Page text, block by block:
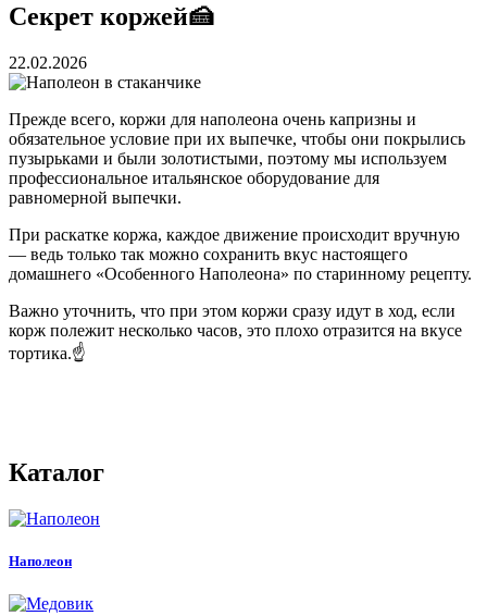
Секрет коржей🍰
22.02.2026
Прежде всего, коржи для наполеона очень капризны и
обязательное условие при их выпечке, чтобы они покрылись
пузырьками и были золотистыми, поэтому мы используем
профессиональное итальянское оборудование для
равномерной выпечки.
При раскатке коржа, каждое движение происходит вручную
— ведь только так можно сохранить вкус настоящего
домашнего «Особенного Наполеона» по старинному рецепту.
Важно уточнить, что при этом коржи сразу идут в ход, если
корж полежит несколько часов, это плохо отразится на вкусе
тортика.☝️
Каталог
Наполеон